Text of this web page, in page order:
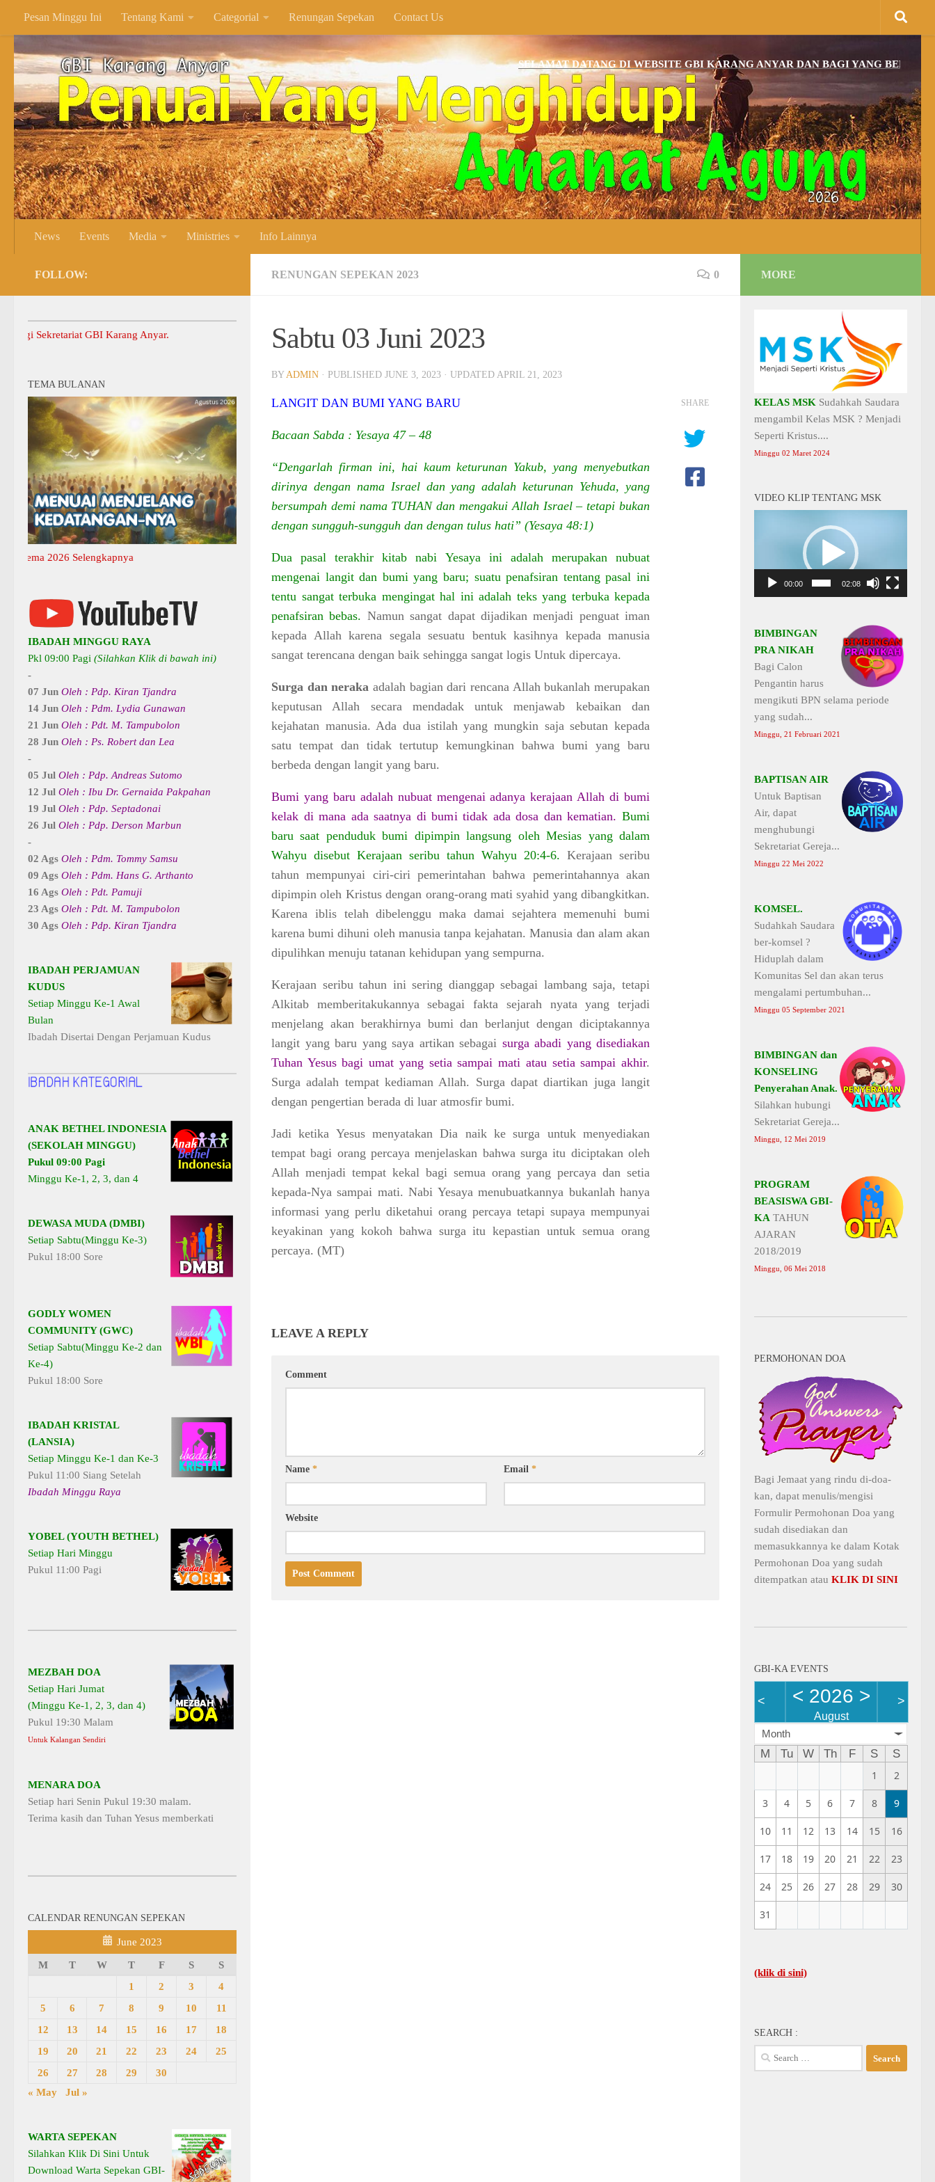
Skip to content
Pesan Minggu Ini Tentang Kami Categorial Renungan Sepekan Contact Us
SELAMAT DATANG DI WEBSITE GBI KARANG ANYAR DAN BAGI YANG BELUM
News Events Media Ministries Info Lainnya
RENUNGAN SEPEKAN 2023 0
Sabtu 03 Juni 2023
BYADMIN · PUBLISHED JUNE 3, 2023 · UPDATED APRIL 21, 2023
LANGIT DAN BUMI YANG BARU
Bacaan Sabda : Yesaya 47 – 48
“Dengarlah firman ini, hai kaum keturunan Yakub, yang menyebutkan
dirinya dengan nama Israel dan yang adalah keturunan Yehuda, yang
bersumpah demi nama TUHAN dan mengakui Allah Israel – tetapi bukan
dengan sungguh-sungguh dan dengan tulus hati” (Yesaya 48:1)
Dua pasal terakhir kitab nabi Yesaya ini adalah merupakan nubuat
mengenai langit dan bumi yang baru; suatu penafsiran tentang pasal ini
tentu sangat terbuka mengingat hal ini adalah teks yang terbuka kepada
penafsiran bebas. Namun sangat dapat dijadikan menjadi penguat iman
kepada Allahkarena segala sesuatu bentuk kasihnya kepada manusia
sangat terencana dengan baik sehingga sangat logis Untuk dipercaya.
Surga dan neraka adalah bagian dari rencana Allah bukanlah merupakan
keputusan Allah secara mendadak untuk menjawab kebaikan dan
kejahatan manusia. Ada dua istilah yang mungkin saja sebutan kepada
satu tempat dan tidak tertutup kemungkinan bahwa bumi yang baru
berbeda dengan langit yang baru.
Bumi yang baru adalah nubuat mengenai adanya kerajaan Allah di bumi
kelak di mana ada saatnya di bumi tidak ada dosa dan kematian. Bumi
baru saat penduduk bumi dipimpin langsung oleh Mesias yang dalam
Wahyu disebut Kerajaan seribu tahun Wahyu 20:4-6. Kerajaan seribu
tahun mempunyai ciri-ciri pemerintahan bahwa pemerintahannya akan
dipimpin oleh Kristusdengan orang-orang mati syahid yang dibangkitkan.
Karena iblis telah dibelenggu maka damai sejahteramemenuhi bumi
karena bumi dihuni oleh manusia tanpa kejahatan. Manusia dan alam akan
dipulihkan menuju tatanan kehidupan yang sempurna.
Kerajaan seribu tahun ini sering dianggap sebagai lambang saja, tetapi
Alkitab memberitakukannya sebagai fakta sejarah nyata yang terjadi
menjelang akan berakhirnya bumi dan berlanjut dengan diciptakannya
langit yang baru yang saya artikan sebagai surga abadi yang disediakan
Tuhan Yesus bagi umat yang setia sampai mati atau setia sampai akhir.
Surga adalah tempat kediaman Allah. Surga dapat diartikan juga langit
dengan pengertian berada di luar atmosfir bumi.
Jadi ketika Yesus menyatakan Dia naik ke surga untuk menyediakan
tempat bagi orang percaya menjelaskan bahwa surga itu diciptakan oleh
Allah menjadi tempat kekal bagi semua orang yang percaya dan setia
kepada-Nya sampai mati. Nabi Yesaya menubuatkannya bukanlah hanya
informasi yang perlu diketahui orang percaya tetapi supaya mempunyai
keyakinan yang kokoh bahwa surga itu kepastian untuk semua orang
percaya. (MT)
SHARE
LEAVE A REPLY
Comment
Name * Email*
Website
FOLLOW:
GBI Karang Anyar.
TEMA BULANAN
2026 Selengkapnya
IBADAH MINGGU RAYA
Pkl 09:00 Pagi (Silahkan Klik di bawah ini)
-
07 Jun Oleh : Pdp. Kiran Tjandra
14 Jun Oleh : Pdm. Lydia Gunawan
21 Jun Oleh : Pdt. M. Tampubolon
28 Jun Oleh : Ps. Robert dan Lea
-
05 Jul Oleh : Pdp. Andreas Sutomo
12 Jul Oleh : Ibu Dr. Gernaida Pakpahan
19 Jul Oleh : Pdp. Septadonai
26 Jul Oleh : Pdp. Derson Marbun
-
02 Ags Oleh : Pdm. Tommy Samsu
09 Ags Oleh : Pdm. Hans G. Arthanto
16 Ags Oleh : Pdt. Pamuji
23 Ags Oleh : Pdt. M. Tampubolon
30 Ags Oleh : Pdp. Kiran Tjandra
IBADAH PERJAMUAN
KUDUS
Setiap Minggu Ke-1 Awal
Bulan
Ibadah Disertai Dengan Perjamuan Kudus
ANAK BETHEL INDONESIA
(SEKOLAH MINGGU)
Pukul 09:00 Pagi
Minggu Ke-1, 2, 3, dan 4
DEWASA MUDA (DMBI)
Setiap Sabtu(Minggu Ke-3)
Pukul 18:00 Sore
GODLY WOMEN
COMMUNITY (GWC)
Setiap Sabtu(Minggu Ke-2 dan
Ke-4)
Pukul 18:00 Sore
IBADAH KRISTAL
(LANSIA)
Setiap Minggu Ke-1 dan Ke-3
Pukul 11:00 Siang Setelah
Ibadah Minggu Raya
YOBEL (YOUTH BETHEL)
Setiap Hari Minggu
Pukul 11:00 Pagi
MEZBAH DOA
Setiap Hari Jumat
(Minggu Ke-1, 2, 3, dan 4)
Pukul 19:30 Malam
Untuk Kalangan Sendiri
MENARA DOA
Setiap hari Senin Pukul 19:30 malam.
Terima kasih dan Tuhan Yesus memberkati
CALENDAR RENUNGAN SEPEKAN
June 2023
M T W T F S
S
1
2 3
4
5
6 7 8 9 10
11
12
13 14 15 16 17
18
19
20 21 22 23 24
25
26
27 28 29
30
« May
Jul »
WARTA SEPEKAN
Silahkan Klik Di Sini Untuk
Download Warta Sepekan GBI-
MORE
KELAS MSK Sudahkah Saudara
mengambil Kelas MSK ? Menjadi
Seperti Kristus....
Minggu 02 Maret 2024
VIDEO KLIP TENTANG MSK
00:00 02:08
BIMBINGAN
PRA NIKAH
Bagi Calon
Pengantin harus
mengikuti BPN selama periode
yang sudah...
Minggu, 21 Februari 2021
BAPTISAN AIR
Untuk Baptisan
Air, dapat
menghubungi
Sekretariat Gereja...
Minggu 22 Mei 2022
KOMSEL.
Sudahkah Saudara
ber-komsel ?
Hiduplah dalam
Komunitas Sel dan akan terus
mengalami pertumbuhan...
Minggu 05 September 2021
BIMBINGAN dan
KONSELING
Penyerahan Anak.
Silahkan hubungi
Sekretariat Gereja...
Minggu, 12 Mei 2019
PROGRAM
BEASISWA GBI-
KA TAHUN
AJARAN
2018/2019
Minggu, 06 Mei 2018
PERMOHONAN DOA
Bagi Jemaat yang rindu di-doa-
kan, dapat menulis/mengisi
Formulir Permohonan Doa yang
sudah disediakan dan
memasukkannya ke dalam Kotak
Permohonan Doa yang sudah
ditempatkan atau KLIK DI SINI
GBI-KA EVENTS
< < 2026 >
August
>
Month
M Tu W Th F S
S
1
2
3 4 5 6 7 8 9
10 11 12 13 14 15 16
17 18 19 20 21 22 23
24 25 26 27 28 29 30
31
JADWAL UMUM GBI-KA SELENGKAPNYA…(klik di sini)
SEARCH :
Search
for: